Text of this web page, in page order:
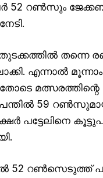
52 റൺസും
തന്നെ
എന്നാൽ
59 റൺസുമായി
പട്ടേലിനെ
52 റൺസെടുത്ത്